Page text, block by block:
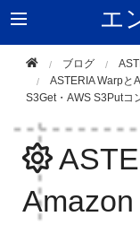
エ
ブログ
ASTERIA Warpと
S3Get・AWS S3Putコ